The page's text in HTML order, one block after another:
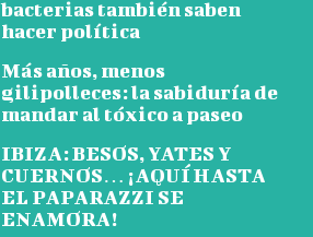
bacterias también saben
hacer política
Más años, menos
gilipolleces: la sabiduría de
mandar al tóxico a paseo
IBIZA: BESOS, YATES Y
CUERNOS… ¡AQUÍ HASTA
EL PAPARAZZI SE
ENAMORA!